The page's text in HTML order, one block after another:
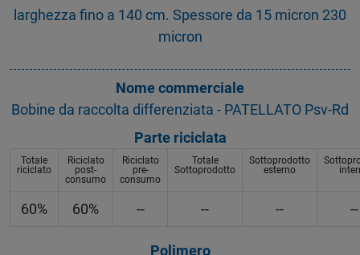
larghezza fino a 140 cm. Spessore da 15 micron 230
micron
Nome commerciale
Bobine da raccolta differenziata - PATELLATO Psv-Rd
Parte riciclata
Totale
riciclato
Riciclato
post-
consumo
Riciclato
pre-
consumo
Totale
Sottoprodotto
Sottoprodotto
esterno
60% 60% -- -- -- --
Polimero